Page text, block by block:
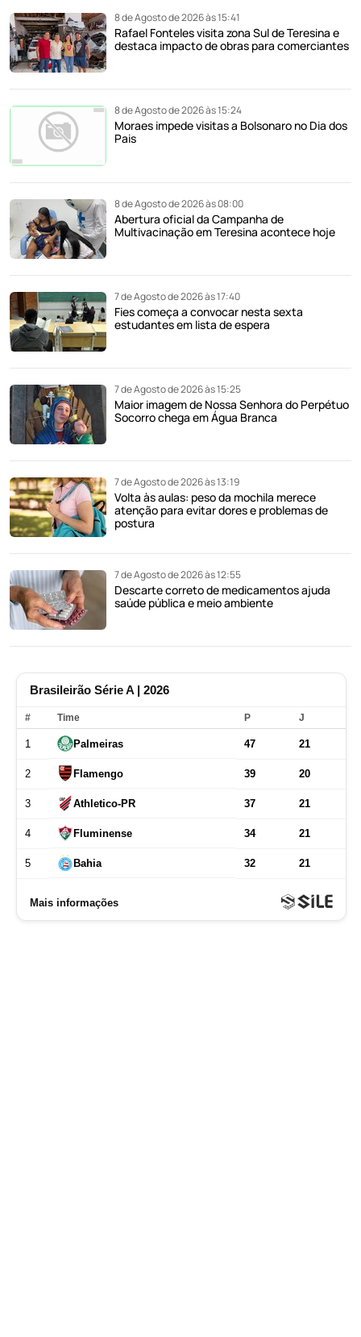
8 de Agosto de 2026 às 15:41
Rafael Fonteles visita zona Sul de Teresina e
destaca impacto de obras para comerciantes
8 de Agosto de 2026 às 15:24
Moraes impede visitas a Bolsonaro no Dia dos
Pais
8 de Agosto de 2026 às 08:00
Abertura oficial da Campanha de
Multivacinação em Teresina acontece hoje
7 de Agosto de 2026 às 17:40
Fies começa a convocar nesta sexta
estudantes em lista de espera
7 de Agosto de 2026 às 15:25
Maior imagem de Nossa Senhora do Perpétuo
Socorro chega em Água Branca
7 de Agosto de 2026 às 13:19
Volta às aulas: peso da mochila merece
atenção para evitar dores e problemas de
postura
7 de Agosto de 2026 às 12:55
Descarte correto de medicamentos ajuda
saúde pública e meio ambiente